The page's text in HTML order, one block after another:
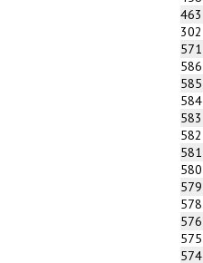
463
302
571
586
585
584
583
582
581
580
579
578
576
575
574